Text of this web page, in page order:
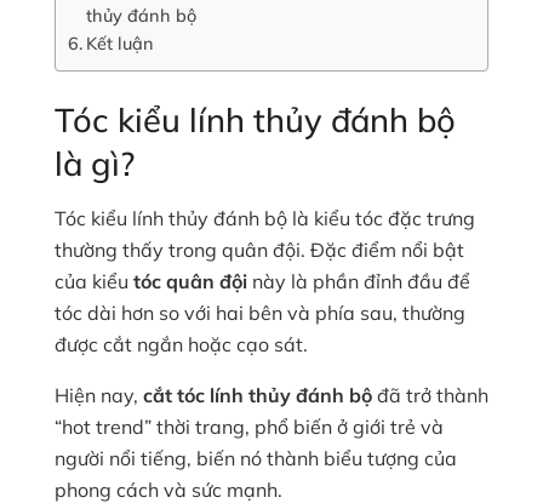
thủy đánh bộ
Kết luận
Tóc kiểu lính thủy đánh bộ
là gì?
Tóc kiểu lính thủy đánh bộ là kiểu tóc đặc trưng
thường thấy trong quân đội. Đặc điểm nổi bật
của kiểu tóc quân đội này là phần đỉnh đầu để
tóc dài hơn so với hai bên và phía sau, thường
được cắt ngắn hoặc cạo sát.
Hiện nay, cắt tóc lính thủy đánh bộ đã trở thành
“hot trend” thời trang, phổ biến ở giới trẻ và
người nổi tiếng, biến nó thành biểu tượng của
phong cách và sức mạnh.